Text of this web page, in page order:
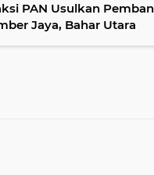
Jaya, Bahar Utara